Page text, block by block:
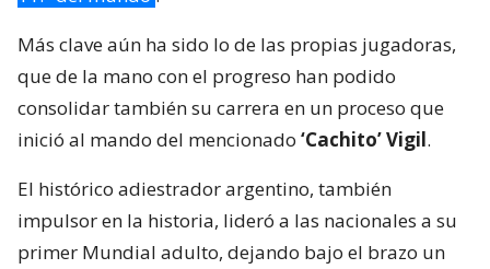
Más clave aún ha sido lo de las propias jugadoras,
que de la mano con el progreso han podido
consolidar también su carrera en un proceso que
inició al mando del mencionado ‘Cachito’ Vigil.
El histórico adiestrador argentino, también
impulsor en la historia, lideró a las nacionales a su
primer Mundial adulto, dejando bajo el brazo un